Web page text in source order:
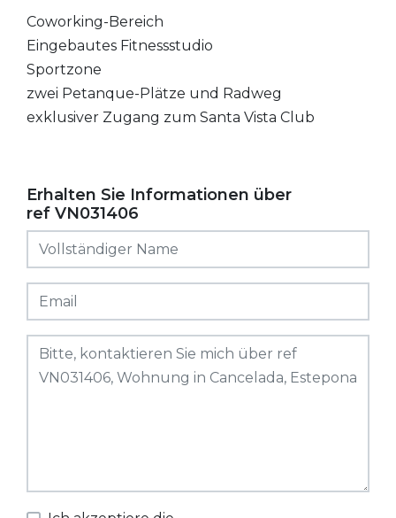
Erhalten Sie Informationen über
ref VN031406
Coworking-Bereich
Eingebautes Fitnessstudio
Sportzone
zwei Petanque-Plätze und Radweg
exklusiver Zugang zum Santa Vista Club